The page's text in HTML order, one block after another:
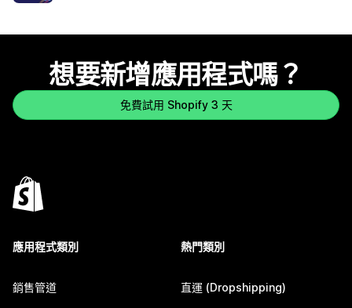
想要新增應用程式嗎？
免費試用 Shopify 3 天
應用程式類別
銷售管道
熱門類別
直運 (Dropshipping)